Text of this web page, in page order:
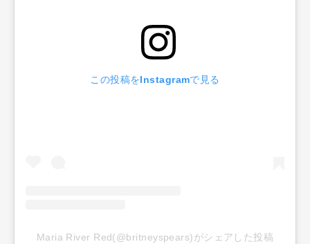
この投稿をInstagramで見る
Maria River Red(@britneyspears)がシェアした投稿